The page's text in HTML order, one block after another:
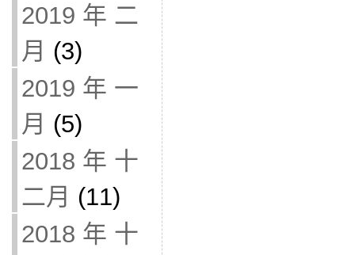
2019 年 二
月 (3)
2019 年 一
月 (5)
2018 年 十
二月 (11)
2018 年 十